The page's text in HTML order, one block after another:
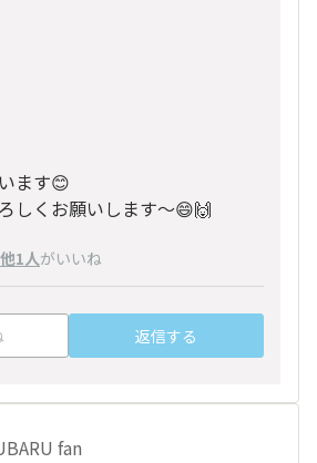
ます😊
しくお願いします〜😄🙌
他1人がいいね
返信する
fan